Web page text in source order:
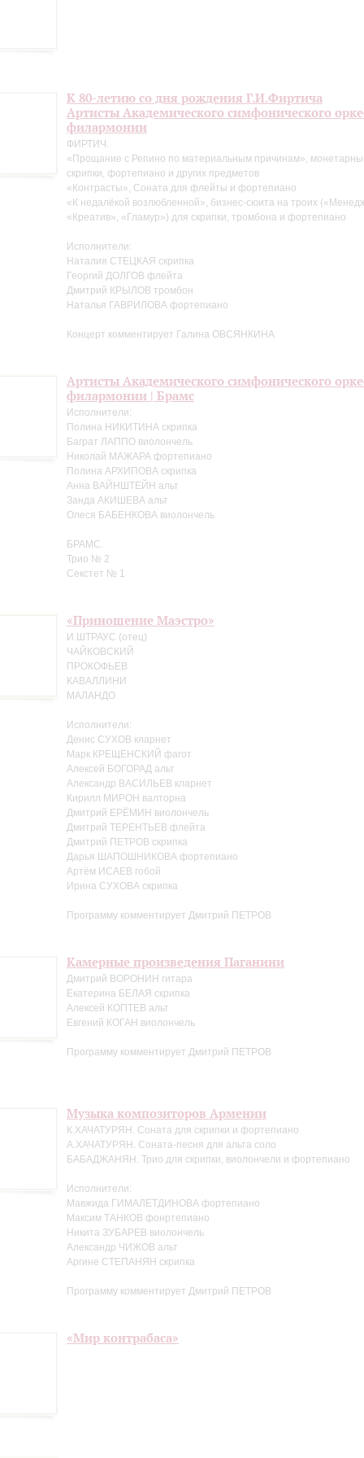
К 80-летию со дня рождения Г.И.Фиртича
Артисты Академического симфонического
филармонии
ФИРТИЧ.
«Прощание с Репино по материальным причинам»,
скрипки, фортепиано и других предметов
«Контрасты», Соната для флейты и фортепиано
«К недалёкой возлюбленной», бизнес-сюита на троих
«Креатив», «Гламур») для скрипки, тромбона и фортепиано
Исполнители:
Наталия СТЕЦКАЯ скрипка
Георгий ДОЛГОВ флейта
Дмитрий КРЫЛОВ тромбон
Наталья ГАВРИЛОВА фортепиано
Концерт комментирует Галина ОВСЯНКИНА
Артисты Академического симфонического
филармонии | Брамс
Исполнители:
Полина НИКИТИНА скрипка
Баграт ЛАППО виолончель
Николай МАЖАРА фортепиано
Полина АРХИПОВА скрипка
Анна ВАЙНШТЕЙН альт
Занда АКИШЕВА альт
Олеся БАБЕНКОВА виолончель
БРАМС.
Трио № 2
Секстет № 1
«Приношение Маэстро»
И.ШТРАУС (отец)
ЧАЙКОВСКИЙ
ПРОКОФЬЕВ
КАВАЛЛИНИ
МАЛАНДО
Исполнители:
Денис СУХОВ кларнет
Марк КРЕЩЕНСКИЙ фагот
Алексей БОГОРАД альт
Александр ВАСИЛЬЕВ кларнет
Кирилл МИРОН валторна
Дмитрий ЕРЁМИН виолончель
Дмитрий ТЕРЕНТЬЕВ флейта
Дмитрий ПЕТРОВ скрипка
Дарья ШАПОШНИКОВА фортепиано
Артём ИСАЕВ гобой
Ирина СУХОВА скрипка
Программу комментирует Дмитрий ПЕТРОВ
Камерные произведения Паганини
Дмитрий ВОРОНИН гитара
Екатерина БЕЛАЯ скрипка
Алексей КОПТЕВ альт
Евгений КОГАН виолончель
Программу комментирует Дмитрий ПЕТРОВ
Музыка композиторов Армении
К.ХАЧАТУРЯН. Соната для скрипки и фортепиано
А.ХАЧАТУРЯН. Соната-песня для альта соло
БАБАДЖАНЯН. Трио для скрипки, виолончели и фортепиано
Исполнители:
Мавжида ГИМАЛЕТДИНОВА фортепиано
Максим ТАНКОВ фонртепиано
Никита ЗУБАРЕВ виолончель
Александр ЧИЖОВ альт
Аргине СТЕПАНЯН скрипка
Программу комментирует Дмитрий ПЕТРОВ
«Мир контрабаса»